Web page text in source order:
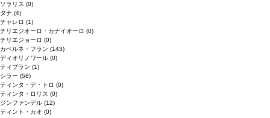
ソラリス (0)
タナ (4)
チャレロ (1)
チリエジオーロ・カナイオーロ (0)
チリエジョーロ (0)
カベルネ・フラン (143)
ディオリノワール (0)
ティブラン (1)
シラー (58)
ティンタ・デ・トロ (0)
ティンタ・ロリス (0)
ジンファンデル (12)
ティント・カオ (0)